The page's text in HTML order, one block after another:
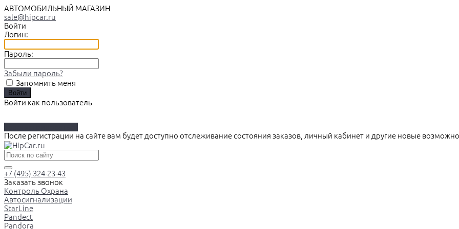
АВТОМОБИЛЬНЫЙ МАГАЗИН
sale@hipcar.ru
Войти
Логин:
Пароль:
Забыли пароль?
Запомнить меня
Войти как пользователь
После регистрации на сайте вам будет доступно отслеживание состояния заказов, личный кабинет и другие новые
+7 (495) 324-23-43
Заказать звонок
Контроль Охрана
Автосигнализации
StarLine
Pandect
Pandora